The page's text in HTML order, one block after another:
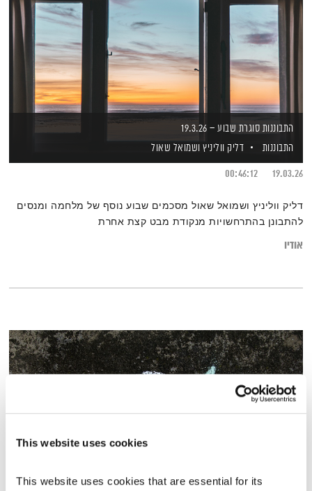
This website uses cookies
This website uses cookies that are essential for its
התבוננות סוגרת שבוע – 19.3.26
התבוננות
דליק ווליניץ ושמואל שאול
19.03.26
00:46:12
דליק ווליניץ ושמואל שאול מסכמים שבוע נוסף של מלחמה ומנסים
להתבונן בהתרחשויות מנקודת מבט קצת אחרת
אודיו